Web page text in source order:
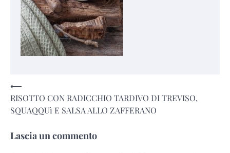
Navigazione
articoli
⟵
RISOTTO CON RADICCHIO TARDIVO DI TREVISO,
SQUAQQUì E SALSA ALLO ZAFFERANO
Lascia un commento